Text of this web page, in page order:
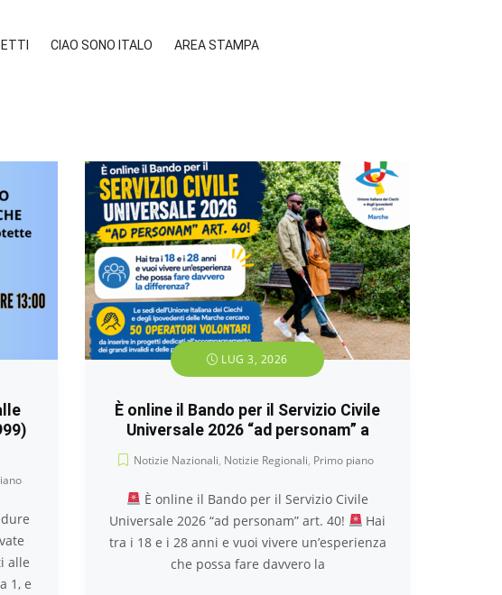
CIAO SONO ITALO AREA STAMPA
alle
1, e
LUG 3, 2026
È online il Bando per il Servizio Civile
Universale 2026 “ad personam” a
Notizie Nazionali, Notizie Regionali, Primo piano
È online il Bando per il Servizio Civile
Universale 2026 “ad personam” art. 40!
Hai
tra i 18 e i 28 anni e vuoi vivere un’esperienza
che possa fare davvero la